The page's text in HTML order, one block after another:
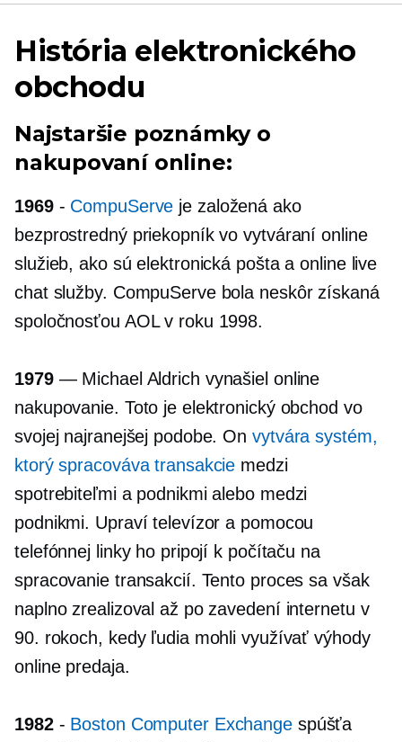
História elektronického
obchodu
Najstaršie poznámky o
nakupovaní online:
1969- CompuServe je založená ako
bezprostredný priekopník vo vytváraní online
služieb, ako sú elektronická pošta a online live
chat služby. CompuServe bola neskôr získaná
spoločnosťou AOL v roku 1998.
1979— Michael Aldrich vynašiel online
nakupovanie. Toto je elektronický obchod vo
svojej najranejšej podobe. On vytvára systém,
ktorý spracováva transakcie medzi
spotrebiteľmi a podnikmi alebo medzi
podnikmi. Upraví televízor a pomocou
telefónnej linky ho pripojí k počítaču na
spracovanie transakcií. Tento proces sa však
naplno zrealizoval až po zavedení internetu v
90. rokoch, kedy ľudia mohli využívať výhody
online predaja.
1982- Boston Computer Exchangespúšťa